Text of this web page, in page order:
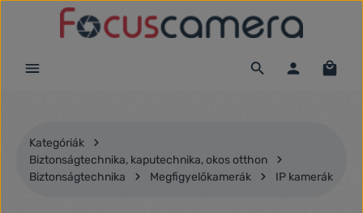
Ugrás a fő tartalomra
Kategóriák
Biztonságtechnika, kaputechnika, okos otthon
Biztonságtechnika
Megfigyelőkamerák IP kamerák